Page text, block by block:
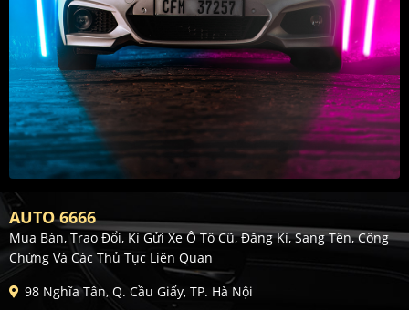
AUTO 6666
Mua Bán, Trao Đổi, Kí Gửi Xe Ô Tô Cũ, Đăng Kí, Sang Tên, Công
Chứng Và Các Thủ Tục Liên Quan
98 Nghĩa Tân, Q. Cầu Giấy, TP. Hà Nội